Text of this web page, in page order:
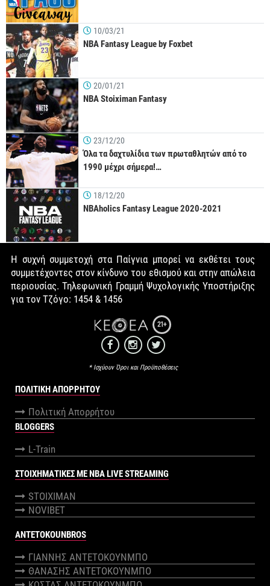
10/03/21
NBA Fantasy League by Foxbet
20/01/21
NBA Stoiximan Fantasy
23/12/20
Όλα τα δαχτυλίδια των πρωταθλητών από το
1990 μέχρι σήμερα!…
18/12/20
NBAholics Fantasy League 2020-2021
Η συχνή συμμετοχή στα Παίγνια μπορεί να εκθέτει τους
συμμετέχοντες στον κίνδυνο του εθισμού και στην απώλεια
περιουσίας. Τηλεφωνική Γραμμή Ψυχολογικής Υποστήριξης
για τον Τζόγο: 1454 & 1456
21+
* Ισχύουν Όροι και Προϋποθέσεις
ΠΟΛΙΤΙΚΉ ΑΠΟΡΡΉΤΟΥ
Πολιτική Απορρήτου
BLOGGERS
L-Train
ΣΤΟΙΧΗΜΑΤΙΚΕΣ ΜΕ NBA LIVE STREAMING
STOIXIMAN
NOVIBET
ANTETOKOUNBROS
ΓΙΑΝΝΗΣ ΑΝΤΕΤΟΚΟΥΝΜΠΟ
ΘΑΝΑΣΗΣ ΑΝΤΕΤΟΚΟΥΝΜΠΟ